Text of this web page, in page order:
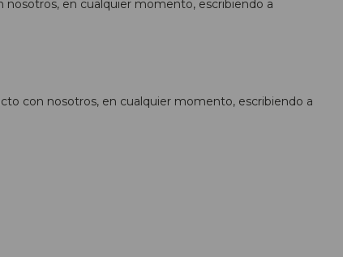
nosotros, en cualquier momento, escribiendo a
con nosotros, en cualquier momento, escribiendo a